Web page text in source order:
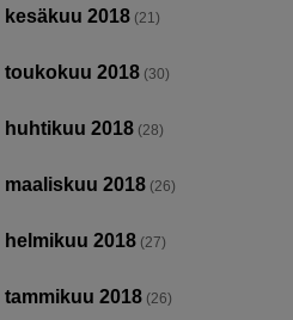
kesäkuu 2018 (21)
toukokuu 2018 (30)
huhtikuu 2018 (28)
maaliskuu 2018 (26)
helmikuu 2018 (27)
tammikuu 2018 (26)